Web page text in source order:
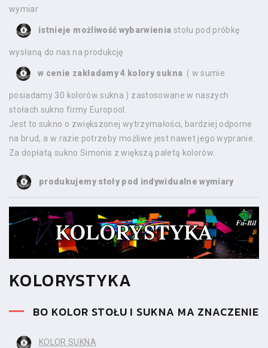
wymiar
istnieje możliwość wybarwienia stołu pod próbkę
wysłaną do nas na produkcję
w cenie zakładamy 4 kolory sukna ( w sumie
posiadamy 30 kolorów sukna ) zastosowane w naszych
stołach sukno firmy Europool.
Jest to sukno o zwiększonej wytrzymałości, bardziej odporne
na brud, a w razie potrzeby możliwe jest nawet jego wypranie.
Za dopłatą sukno Simonis z większą paletą kolorów.
produkujemy stoły pod indywidualne wymiary
KOLORYSTYKA
BO KOLOR STOŁU I SUKNA MA ZNACZENIE
KOLOR SUKNA